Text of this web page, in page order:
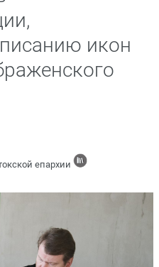
икон
епархии